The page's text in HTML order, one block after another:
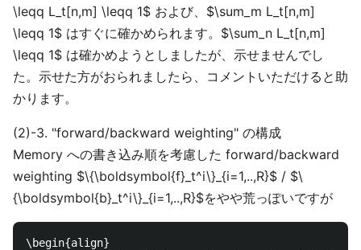
\leqq L_t[n,m] \leqq 1$ および、$\sum_m L_t[n,m]
\leqq 1$ はすぐに確かめられます。$\sum_n L_t[n,m]
\leqq 1$ は確かめようとしましたが、示せませんでし
た。示せた方がおられましたら、コメントいただけると助
かります。
(2)-3. "forward/backward weighting" の構成
Memory への書き込み順を考慮した forward/backward
weighting $\{\boldsymbol{f}_t^i\}_{i=1,..,R}$ / $\
{\boldsymbol{b}_t^i\}_{i=1,..,R}$をやや荒っぽいですが
\begin{align}